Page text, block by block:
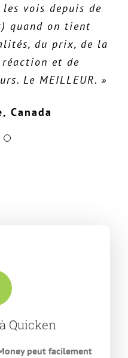
vois depuis de
quand on tient
du prix, de la
et de
Le MEILLEUR. »
Canada
autres conneries à
J’ai trouvé
dont j’avais
de tous mes
de ce forfait
et il fait à
un utilisateur
d’utilisation.
jamais trop lourd
»
Australia
Quicken
peut facilement